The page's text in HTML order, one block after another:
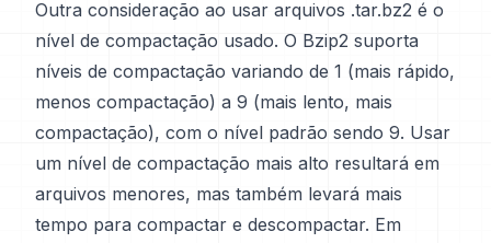
Outra consideração ao usar arquivos .tar.bz2 é o
nível de compactação usado. O Bzip2 suporta
níveis de compactação variando de 1 (mais rápido,
menos compactação) a 9 (mais lento, mais
compactação), com o nível padrão sendo 9. Usar
um nível de compactação mais alto resultará em
arquivos menores, mas também levará mais
tempo para compactar e descompactar. Em